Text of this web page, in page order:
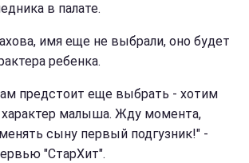
в палате.
имя еще не выбрали, оно будет
ребенка.
предстоит еще выбрать - хотим
малыша. Жду момента,
сыну первый подгузник!" -
"СтарХит".